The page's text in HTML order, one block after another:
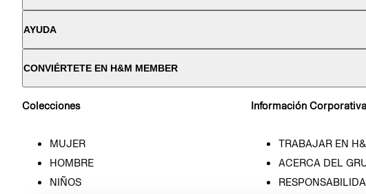
AYUDA
CONVIÉRTETE EN H&M MEMBER
Colecciones
MUJER
HOMBRE
NIÑOS
Información Corporativa
TRABAJAR EN
ACERCA DEL